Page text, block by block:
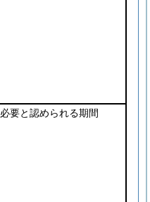
必要と認められる期間